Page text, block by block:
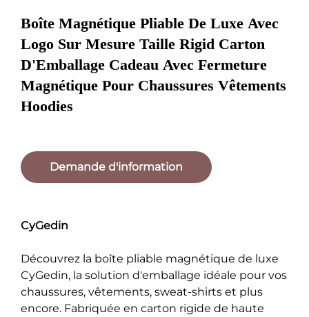
Boîte Magnétique Pliable De Luxe Avec
Logo Sur Mesure Taille Rigid Carton
D'Emballage Cadeau Avec Fermeture
Magnétique Pour Chaussures Vêtements
Hoodies
Demande d'information
CyGedin
Découvrez la boîte pliable magnétique de luxe
CyGedin, la solution d'emballage idéale pour vos
chaussures, vêtements, sweat-shirts et plus
encore. Fabriquée en carton rigide de haute